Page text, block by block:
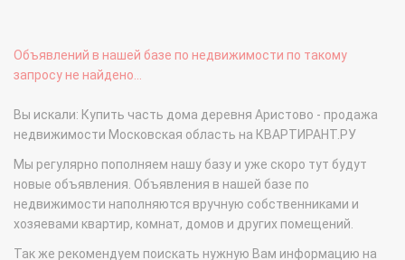
Объявлений в нашей базе по недвижимости по такому
запросу не найдено...
Вы искали: Купить часть дома деревня Аристово - продажа
недвижимости Московская область на КВАРТИРАНТ.РУ
Мы регулярно пополняем нашу базу и уже скоро тут будут
новые объявления. Объявления в нашей базе по
недвижимости наполняются вручную собственниками и
хозяевами квартир, комнат, домов и других помещений.
Так же рекомендуем поискать нужную Вам информацию на